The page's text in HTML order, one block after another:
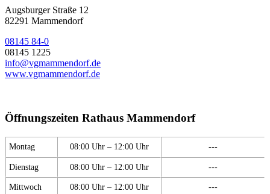
Augsburger Straße 12
82291 Mammendorf
08145 84-0
08145 1225
info@vgmammendorf.de
www.vgmammendorf.de
Öffnungszeiten Rathaus Mammendorf
Montag 08:00 Uhr – 12:00 Uhr ---
Dienstag 08:00 Uhr – 12:00 Uhr ---
Mittwoch 08:00 Uhr – 12:00 Uhr ---